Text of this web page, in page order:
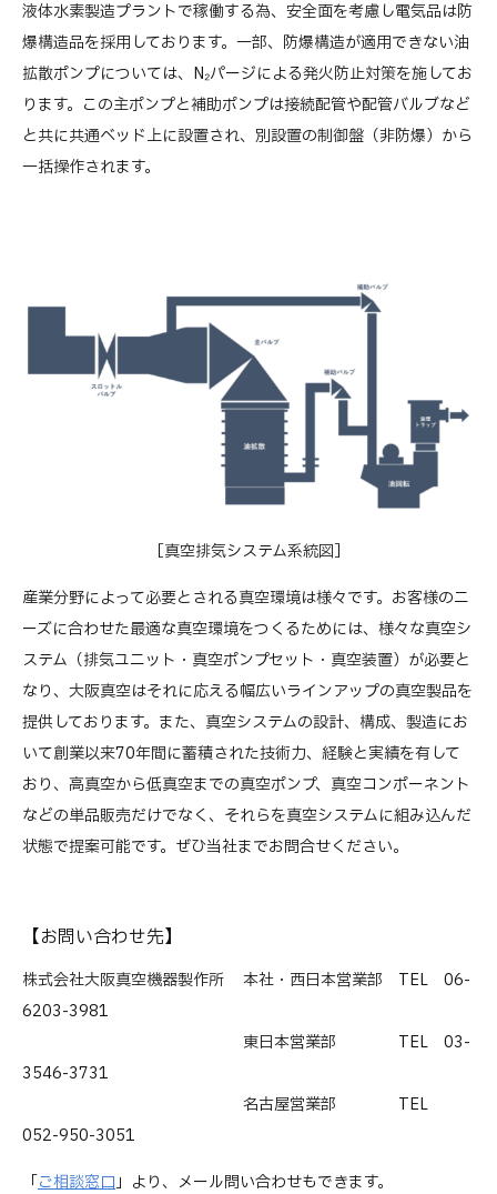
液体水素製造プラントで稼働する為、安全面を考慮し電気品は防
爆構造品を採用しております。一部、防爆構造が適用できない油
拡散ポンプについては、N₂パージによる発火防止対策を施してお
ります。この主ポンプと補助ポンプは接続配管や配管バルブなど
と共に共通ベッド上に設置され、別設置の制御盤（非防爆）から
一括操作されます。
［真空排気システム系統図］
産業分野によって必要とされる真空環境は様々です。お客様のニ
ーズに合わせた最適な真空環境をつくるためには、様々な真空シ
ステム（排気ユニット・真空ポンプセット・真空装置）が必要と
なり、大阪真空はそれに応える幅広いラインアップの真空製品を
提供しております。また、真空システムの設計、構成、製造にお
いて創業以来70年間に蓄積された技術力、経験と実績を有して
おり、高真空から低真空までの真空ポンプ、真空コンポーネント
などの単品販売だけでなく、それらを真空システムに組み込んだ
状態で提案可能です。ぜひ当社までお問合せください。
【お問い合わせ先】
株式会社大阪真空機器製作所 本社・西日本営業部 TEL 06-
6203-3981
東日本営業部 TEL 03-
3546-3731
名古屋営業部 TEL
052-950-3051
「ご相談窓口」より、メール問い合わせもできます。